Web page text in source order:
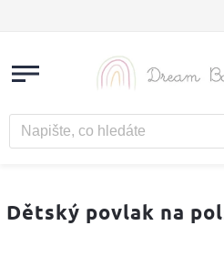
Dětský povlak na